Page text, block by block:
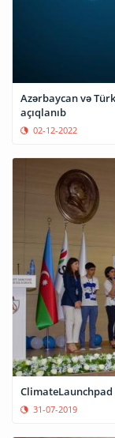
Azərbaycan və
açıqlanıb
02-12-2022
ClimateLaunchpad
31-07-2019